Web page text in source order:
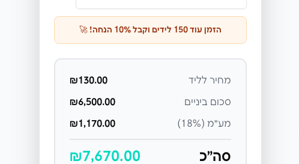
הזמן עוד 150 לידים וקבל 10% הנחה! 🚀
מחיר לליד ₪130.00
סכום ביניים ₪6,500.00
מע״מ (18%) ₪1,170.00
סה״כ ₪7,670.00